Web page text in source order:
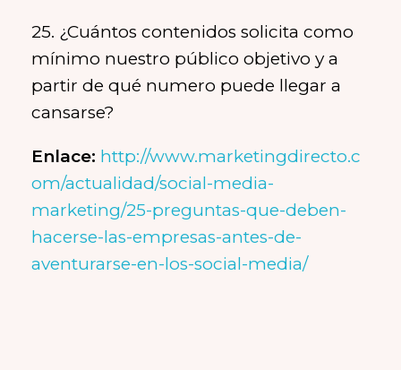
25. ¿Cuántos contenidos solicita como
mínimo nuestro público objetivo y a
partir de qué numero puede llegar a
cansarse?
Enlace: http://www.marketingdirecto.c
om/actualidad/social-media-
marketing/25-preguntas-que-deben-
hacerse-las-empresas-antes-de-
aventurarse-en-los-social-media/